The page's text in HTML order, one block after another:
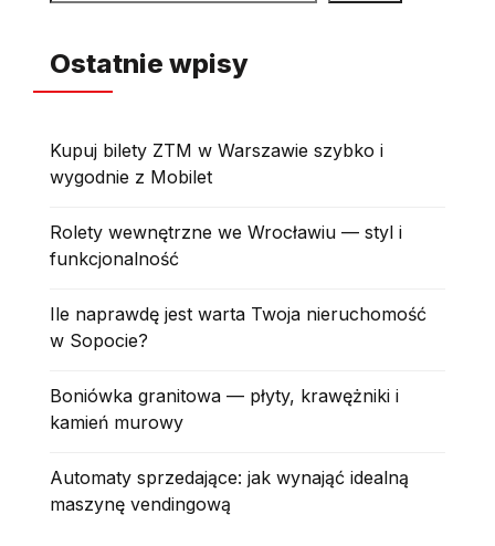
Ostatnie wpisy
Kupuj bilety ZTM w Warszawie szybko i
wygodnie z Mobilet
Rolety wewnętrzne we Wrocławiu — styl i
funkcjonalność
Ile naprawdę jest warta Twoja nieruchomość
w Sopocie?
Boniówka granitowa — płyty, krawężniki i
kamień murowy
Automaty sprzedające: jak wynająć idealną
maszynę vendingową